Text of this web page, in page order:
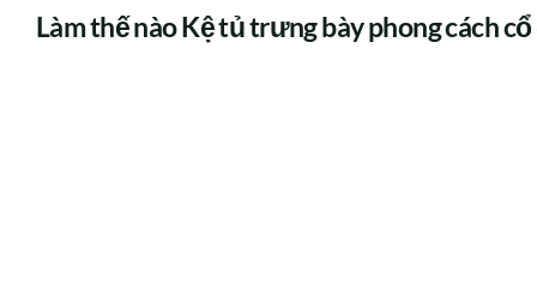
Làm thế nào Kệ tủ trưng bày phong cách